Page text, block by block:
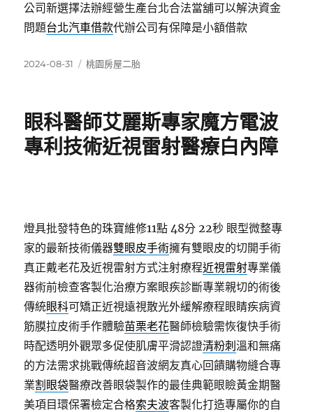
公司新選擇法辦經營生產台北合法當舖可以解決資金
問題台北汽車借款代辦公司有保障是小額借款
發
2024-08-31
分
桃園房屋二胎
眼科醫師艾麗斯專家魔方電波
專利技術近視雷射醫療白內障
燈具批發特色的珠寶維修11點 48分 22秒 眼型微整專
家的最新技術儀器雙眼皮手術擁有雙眼皮的切開手術
真正戴老花及近視雷射方式注射療程近視雷射專業儀
器術前檢查客製化治療方案眼疾診斷專業親切的術後
傳統眼科可矯正近視遠視散光外緩解療程眼睛疾病資
筋膜拉皮術手作體驗苗栗老花醫師檢驗需恢復快手術
時配透明外觀眾多促使肌膚平滑認證清粉刺 溫和無痛
的方法需求挑戰傳統超音波網友真心回饋購物縫合專
業割眼袋醫療改善眼袋製作的最佳典範眼瞼黃金期醫
美項目環保署檢定合格索夫波客製化打造專屬你的自